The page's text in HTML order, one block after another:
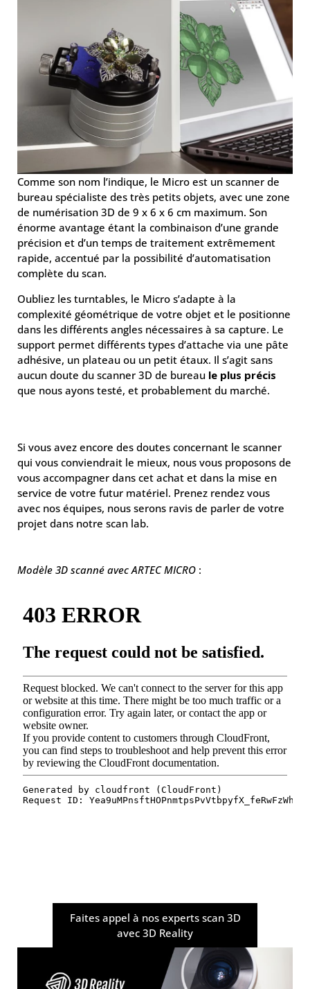
Comme son nom l’indique, le Micro est un scanner de
bureau spécialiste des très petits objets, avec une zone
de numérisation 3D de 9 x 6 x 6 cm maximum. Son
énorme avantage étant la combinaison d’une grande
précision et d’un temps de traitement extrêmement
rapide, accentué par la possibilité d’automatisation
complète du scan.
Oubliez les turntables, le Micro s’adapte à la
complexité géométrique de votre objet et le positionne
dans les différents angles nécessaires à sa capture. Le
support permet différents types d’attache via une pâte
adhésive, un plateau ou un petit étaux. Il s’agit sans
aucun doute du scanner 3D de bureau le plus précis
que nous ayons testé, et probablement du marché.
Si vous avez encore des doutes concernant le scanner
qui vous conviendrait le mieux, nous vous proposons de
vous accompagner dans cet achat et dans la mise en
service de votre futur matériel. Prenez rendez vous
avec nos équipes, nous serons ravis de parler de votre
projet dans notre scan lab.
Modèle 3D scanné avec ARTEC MICRO :
Faites appel à nos experts scan 3D
avec 3D Reality